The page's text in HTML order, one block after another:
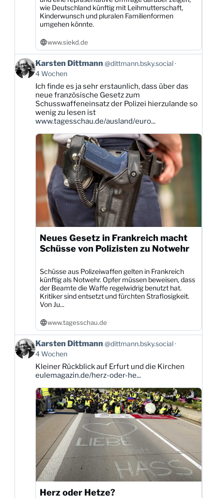
wie Deutschland künftig mit Leihmutterschaft,
Kinderwunsch und pluralen Familienformen
umgehen könnte.
www.siekd.de
Beitrag
von
Karsten
Dittmann
Bluesky
ansehen
Karsten Dittmann @dittmann.bsky.social
4 Wochen
Ich finde es ja sehr erstaunlich, dass über das
neue französische Gesetz zum
Schusswaffeneinsatz der Polizei hierzulande so
wenig zu lesen ist
www.tagesschau.de/ausland/euro...
Neues Gesetz in Frankreich macht
Schüsse von Polizisten zu Notwehr
Schüsse aus Polizeiwaffen gelten in Frankreich
künftig als Notwehr. Opfer müssen beweisen, dass
der Beamte die Waffe regelwidrig benutzt hat.
Kritiker sind entsetzt und fürchten Straflosigkeit.
Von Ju...
www.tagesschau.de
Beitrag
von
Karsten
Dittmann
Bluesky
ansehen
Karsten Dittmann @dittmann.bsky.social
4 Wochen
Kleiner Rückblick auf Erfurt und die Kirchen
eulemagazin.de/herz-oder-he...
Herz oder Hetze?